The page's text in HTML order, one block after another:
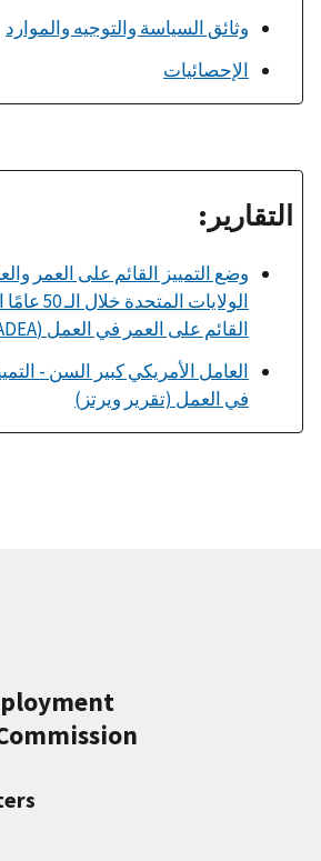
وثائق السياسة والتوجيه والموارد
الإحصائيات
التقارير:
وضع التمييز القائم على العمر
الولايات
القائم على العمر في العمل (ADEA)
العامل الأمريكي كبير السن -
في العمل (تقرير ويرتز)